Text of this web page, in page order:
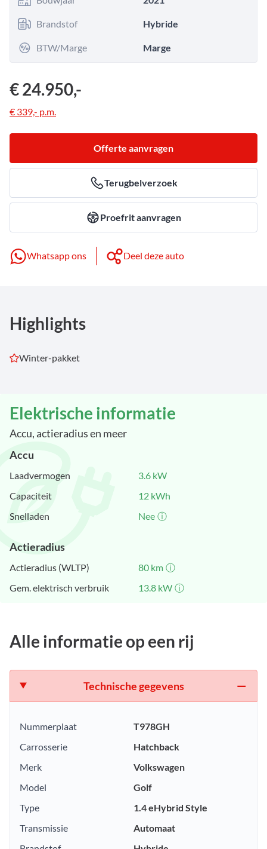
Brandstof Hybride
BTW/Marge Marge
€ 24.950,-
€ 339,- p.m.
Offerte aanvragen
Terugbelverzoek
Proefrit aanvragen
Whatsapp ons Deel deze auto
Highlights
Winter-pakket
Elektrische informatie
Accu, actieradius en meer
Accu
Laadvermogen 3.6 kW
Capaciteit
12 kWh
Snelladen
Nee ⓘ
Actieradius
Actieradius (WLTP) 80 km ⓘ
Gem. elektrisch verbruik
13.8 kW ⓘ
Alle informatie op een rij
Technische gegevens
Nummerplaat
T978GH
Carrosserie
Hatchback
Merk
Volkswagen
Model
Golf
Type
1.4 eHybrid Style
Transmissie
Automaat